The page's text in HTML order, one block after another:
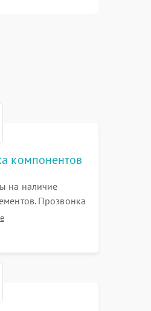
компонентов
на наличие
Прозвонка
приводных